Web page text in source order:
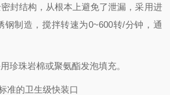
结构，从根本上避免了泄漏，采用进
钢制造，搅拌转速为0~600转/分钟，通
珠岩棉或聚氨酯发泡填充。
的卫生级快装口